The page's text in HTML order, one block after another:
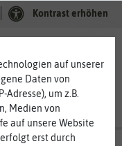
Kontrast erhöhen
auf unserer
Daten von
Adresse), um z.B.
Medien von
auf unsere Website
erst durch